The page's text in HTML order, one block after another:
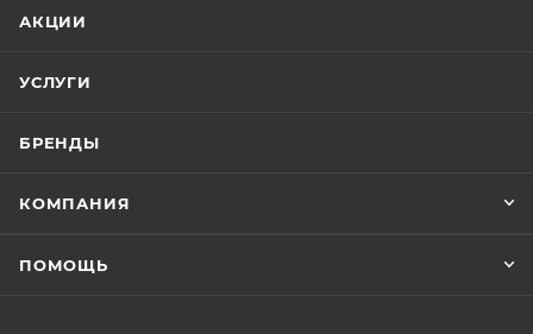
АКЦИИ
УСЛУГИ
БРЕНДЫ
КОМПАНИЯ
ПОМОЩЬ